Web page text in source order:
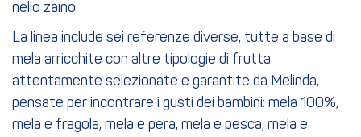
nello zaino.
La linea include sei referenze diverse, tutte a base di
mela arricchite con altre tipologie di frutta
attentamente selezionate e garantite da Melinda,
pensate per incontrare i gusti dei bambini: mela 100%,
mela e fragola, mela e pera, mela e pesca, mela e